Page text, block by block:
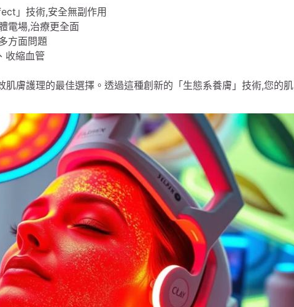
」技術,安全無副作用
電場,治療更全面
方面問題
收縮血管
膚護理的最佳選擇。透過這種創新的「生態系養膚」技術,您的肌